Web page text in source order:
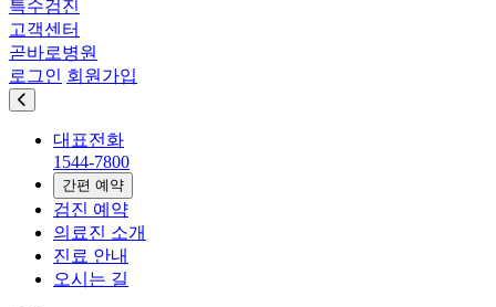
특수검진
고객센터
곧바로병원
로그인 회원가입
대표전화
1544-7800
간편 예약
검진 예약
의료진 소개
진료 안내
오시는 길